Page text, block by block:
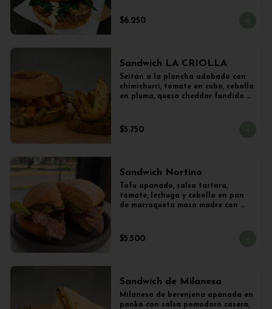
salteados con cebolla
caramelizada y lechuga con
$6.250
Sandwich LA CRIOLLA
Seitán a la plancha adobado con
chimichurri, tomate en cubo, cebolla
en pluma, queso cheddar fundido y
$5.750
Sandwich Nortino
Tofu apanado, salsa tartara,
tomate, lechuga y cebolla en pan
de marraqueta masa madre con
$5.500
Sandwich de Milanesa
Milanesa de berenjena apanada en
panko con salsa pomodoro casera,